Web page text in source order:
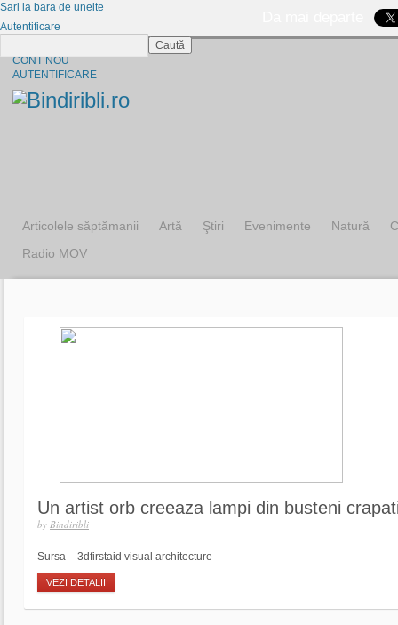
CONT NOU
AUTENTIFICARE
Articolele săptămanii Artă Ştiri Evenimente Natură
Radio MOV
Un artist orb creeaza lampi din busteni
by Bindiribli
Sursa – 3dfirstaid visual architecture
VEZI DETALII
Sari la bara de unelte
Autentificare
Caută